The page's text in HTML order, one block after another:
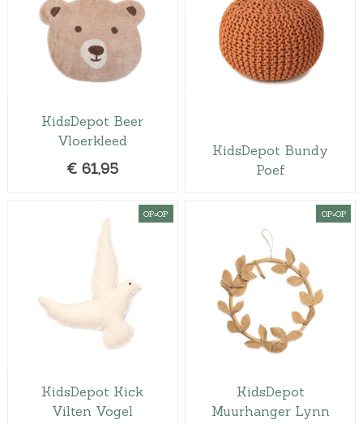
KidsDepot Beer
Vloerkleed
€ 61,95
KidsDepot Bundy
Poef
OP=OP
KidsDepot Kick
Vilten Vogel
OP=OP
KidsDepot
Muurhanger Lynn